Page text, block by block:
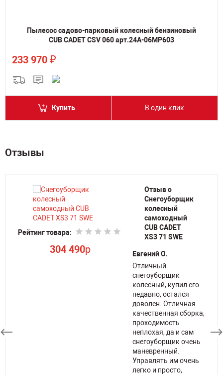
Пылесос садово-парковый колесный бензиновый
CUB CADET CSV 060 арт.24A-06MP603
233 970 ₽
Купить В один клик
Отзывы
Рейтинг товара:
304 490p
Отзыв о
Снегоуборщик
колесный
самоходный
CUB CADET
XS3 71 SWE
Евгений О.
Отличный
снегоуборщик
колесный, купил его
недавно, остался
доволен. Отличная
качественная сборка,
проходимость
неплохая, да и сам
снегоуборщик очень
маневренный.
Управлять им очень
легко и просто,